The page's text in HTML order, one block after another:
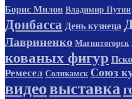
Борис Милов Владимир Путин
Донбасса День кузнеца
Лавриненко Магнитогорск
кованых фигур
Ремесел Соликамск Союз
видеовыставка